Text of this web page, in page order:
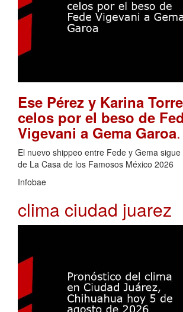
Ese Pérez y Karina
celos por el beso de
Vigevani a Gema Garoa
El nuevo shippeo entre Fede y Gema
de La Casa de los Famosos México 2026
Infobae
clima ciudad juarez